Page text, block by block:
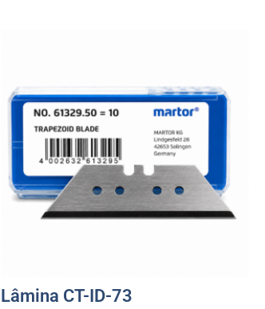
Lâmina CT-ID-73